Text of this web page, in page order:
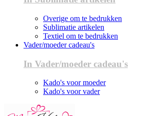
Overige om te bedrukken
Sublimatie artikelen
Textiel om te bedrukken
Vader/moeder cadeau's
In Vader/moeder cadeau's
Kado's voor moeder
Kado's voor vader